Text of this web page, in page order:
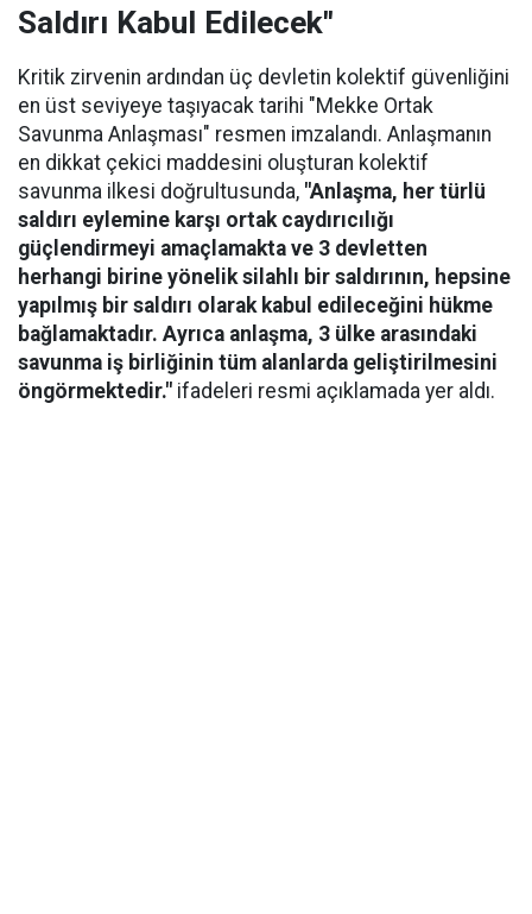
Saldırı Kabul Edilecek"
Kritik zirvenin ardından üç devletin kolektif güvenliğini
en üst seviyeye taşıyacak tarihi "Mekke Ortak
Savunma Anlaşması" resmen imzalandı. Anlaşmanın
en dikkat çekici maddesini oluşturan kolektif
savunma ilkesi doğrultusunda, "Anlaşma, her türlü
saldırı eylemine karşı ortak caydırıcılığı
güçlendirmeyi amaçlamakta ve 3 devletten
herhangi birine yönelik silahlı bir saldırının, hepsine
yapılmış bir saldırı olarak kabul edileceğini hükme
bağlamaktadır. Ayrıca anlaşma, 3 ülke arasındaki
savunma iş birliğinin tüm alanlarda geliştirilmesini
öngörmektedir." ifadeleri resmi açıklamada yer aldı.